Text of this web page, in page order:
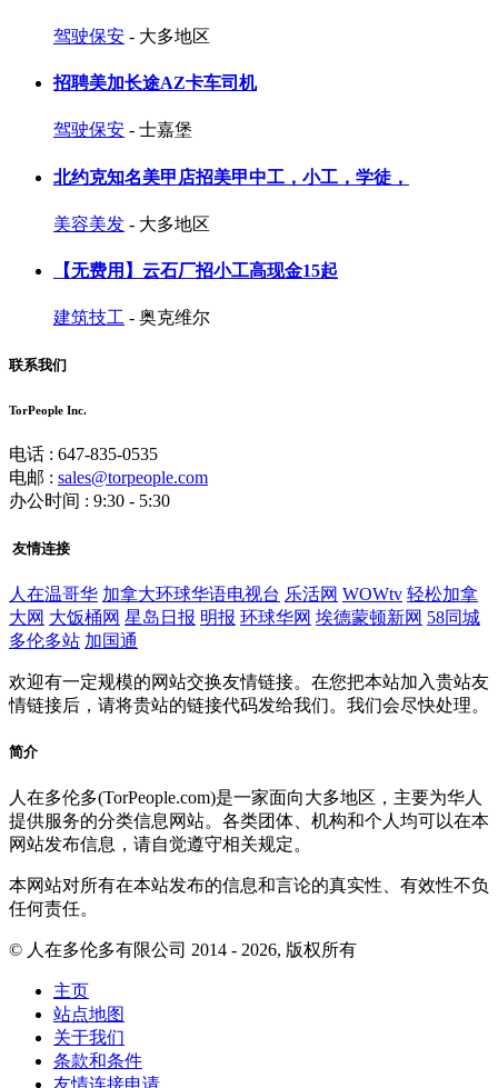
驾驶保安 - 大多地区
招聘美加长途AZ卡车司机
驾驶保安 - 士嘉堡
北约克知名美甲店招美甲中工，小工，学徒，
美容美发 - 大多地区
【无费用】云石厂招小工高现金15起
建筑技工 - 奥克维尔
联系我们
TorPeople Inc.
电话 : 647-835-0535
电邮 : sales@torpeople.com
办公时间 : 9:30 - 5:30
友情连接
人在温哥华 加拿大环球华语电视台 乐活网 WOWtv 轻松加拿
大网 大饭桶网 星岛日报 明报 环球华网 埃德蒙顿新网 58同城
多伦多站 加国通
欢迎有一定规模的网站交换友情链接。在您把本站加入贵站友
情链接后，请将贵站的链接代码发给我们。我们会尽快处理。
简介
人在多伦多(TorPeople.com)是一家面向大多地区，主要为华人
提供服务的分类信息网站。各类团体、机构和个人均可以在本
网站发布信息，请自觉遵守相关规定。
本网站对所有在本站发布的信息和言论的真实性、有效性不负
任何责任。
© 人在多伦多有限公司 2014 - 2026, 版权所有
主页
站点地图
关于我们
条款和条件